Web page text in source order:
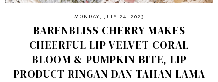
MONDAY, JULY 24, 2023
BARENBLISS CHERRY MAKES
CHEERFUL LIP VELVET CORAL
BLOOM & PUMPKIN BITE, LIP
PRODUCT RINGAN DAN TAHAN LAMA